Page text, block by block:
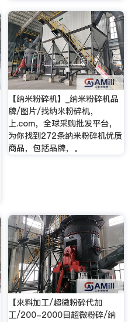
【纳米粉碎机】_纳米粉碎机品
牌/图片/找纳米粉碎机，
上.com，全球采购批发平台，
为你找到272条纳米粉碎机优质
商品，包括品牌，。
【来料加工/超微粉碎代加
工/200-2000目超微粉碎/纳